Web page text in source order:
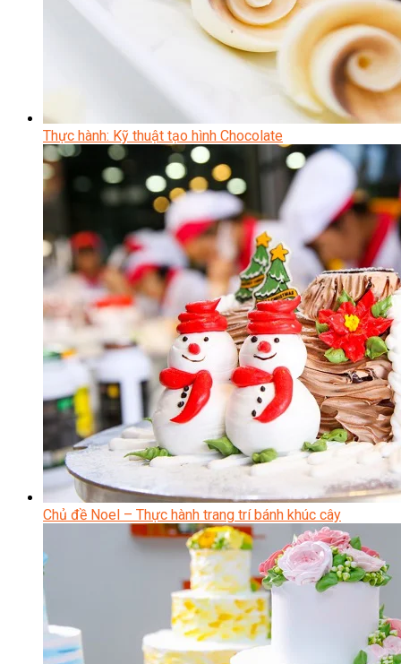
Thực hành: Kỹ thuật tạo hình Chocolate
Chủ đề Noel – Thực hành trang trí bánh khúc cây